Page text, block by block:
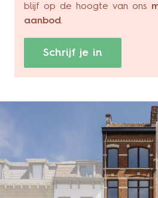
blijf op de hoogte van ons
aanbod.
Schrijf je in